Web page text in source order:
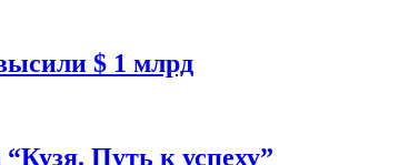
$ 1 млрд
Путь к успеху”